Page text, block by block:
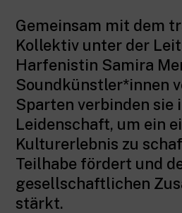
Gemeinsam mit dem
Kollektiv unter der
Harfenistin Samira
Soundkünstler*innen
Sparten verbinden sie
Leidenschaft, um ein
Kulturerlebnis zu
Teilhabe fördert und
gesellschaftlichen
stärkt.